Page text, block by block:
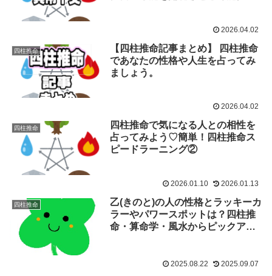
2026.04.02
四柱推命
【四柱推命記事まとめ】 四柱推命
であなたの性格や人生を占ってみ
ましょう。
2026.04.02
四柱推命
四柱推命で気になる人との相性を
占ってみよう♡簡単！四柱推命ス
ピードラーニング②
2026.01.10 2026.01.13
四柱推命
乙(きのと)の人の性格とラッキーカ
ラーやパワースポットは？四柱推
命・算命学・風水からピックアッ
2025.08.22 2025.09.07